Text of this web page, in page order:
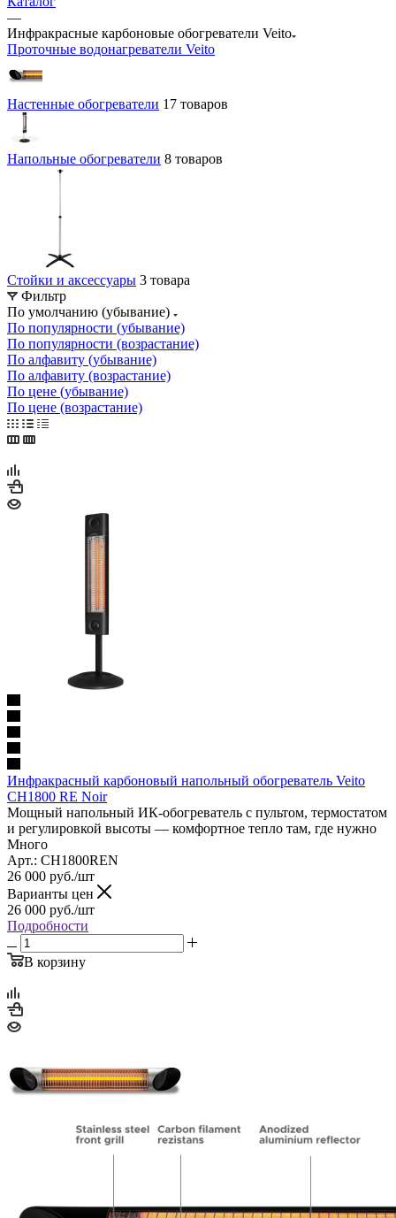
—
Инфракрасные карбоновые обогреватели Veito
Проточные водонагреватели Veito
Настенные обогреватели 17 товаров
Напольные обогреватели 8 товаров
Стойки и аксессуары 3 товара
Фильтр
По умолчанию (убывание)
По популярности (убывание)
По популярности (возрастание)
По алфавиту (убывание)
По алфавиту (возрастание)
По цене (убывание)
По цене (возрастание)
Инфракрасный карбоновый напольный обогреватель Veito
CH1800 RE Noir
Мощный напольный ИК-обогреватель с пультом, термостатом
и регулировкой высоты — комфортное тепло там, где нужно
Много
Арт.: CH1800REN
26 000 руб./шт
Варианты цен
26 000 руб./шт
Подробности
В корзину